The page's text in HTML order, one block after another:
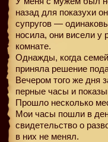
назад для показухи
супругов —
носила, они висели у
комнате.
Однажды, когда
приняла решение
Вечером того же дня
перные часы и
Прошло несколько
Мои часы пошли в
свидетельство о
в них не менял.